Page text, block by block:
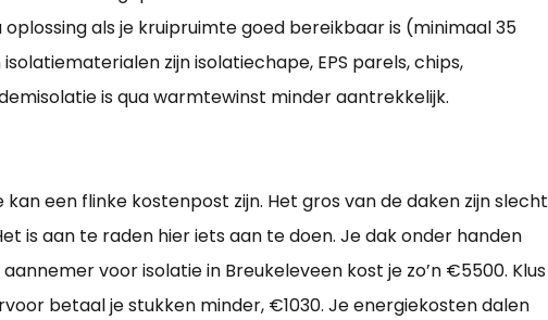
als je kruipruimte goed bereikbaar is (minimaal 35
zijn isolatiechape, EPS parels, chips,
is qua warmtewinst minder aantrekkelijk.
kan een flinke kostenpost zijn. Het gros van de daken zijn slecht
is aan te raden hier iets aan te doen. Je dak onder handen
voor isolatie in Breukeleveen kost je zo’n €5500. Klus
betaal je stukken minder, €1030. Je energiekosten dalen